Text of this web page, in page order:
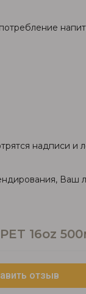
надписи и
16oz
отзыв